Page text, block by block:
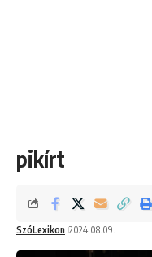
pikírt
SzóLexikon 2024.08.09.